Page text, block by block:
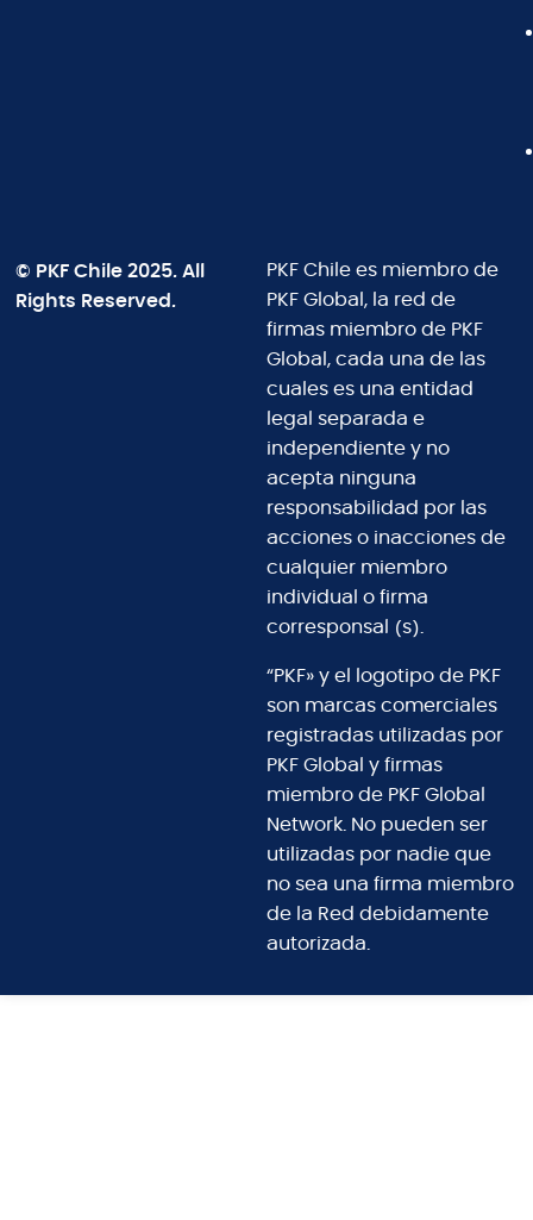
© PKF Chile 2025. All
Rights Reserved.
PKF Chile es miembro de
PKF Global, la red de
firmas miembro de PKF
Global, cada una de las
cuales es una entidad
legal separada e
independiente y no
acepta ninguna
responsabilidad por las
acciones o inacciones de
cualquier miembro
individual o firma
corresponsal (s).
“PKF» y el logotipo de PKF
son marcas comerciales
registradas utilizadas por
PKF Global y firmas
miembro de PKF Global
Network. No pueden ser
utilizadas por nadie que
no sea una firma miembro
de la Red debidamente
autorizada.